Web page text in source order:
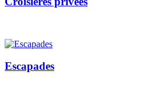
Escapades